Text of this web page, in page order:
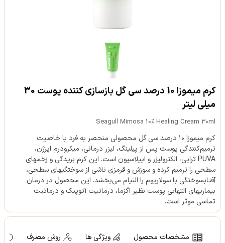
کرم میموزا 10 درصد سی گل بازسازی کننده پوست 30
میلی لیتر
Seagull Mimosa 10% Healing Cream 30ml
کرم میموزا ۱۰ درصد سی گل محصولی منحصر به فرد با خاصیت
ترمیم‌کنندگی پوست پس از پیلینگ، لیزر درمانی، میکرودرم اپرژن،
PUVA تراپی، الکترولیزر و اپیلاسیون است. این کرم بریدگی و زخم‎های
سطحی را ترمیم کرده و سوزش و قرمزی ناشی از سوختگی‎های سطحی،
آفتاب‎سوختگی با سولاریوم را التیام می‌بخشد. این محصول در درمان
بیماری‎های التهابی پوست نظیر اگزما، درماتیت آتوپیک و درماتیت
تماسی موثر است.
مشخصات محصول ویژگی ها روش مصرف